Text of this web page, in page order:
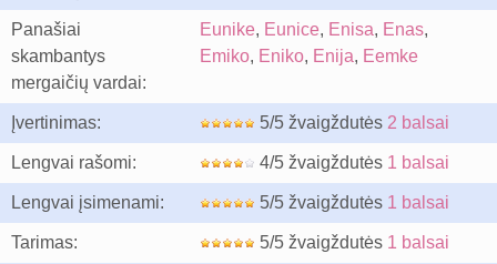
Panašiai
skambantys
mergaičių vardai:
Eunike, Eunice, Enisa, Enas,
Emiko, Eniko, Enija, Eemke
Įvertinimas: 5/5 žvaigždutės 2 balsai
Lengvai rašomi: 4/5 žvaigždutės 1 balsai
Lengvai įsimenami: 5/5 žvaigždutės 1 balsai
Tarimas: 5/5 žvaigždutės 1 balsai